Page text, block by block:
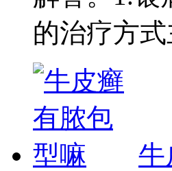
的治疗方
牛